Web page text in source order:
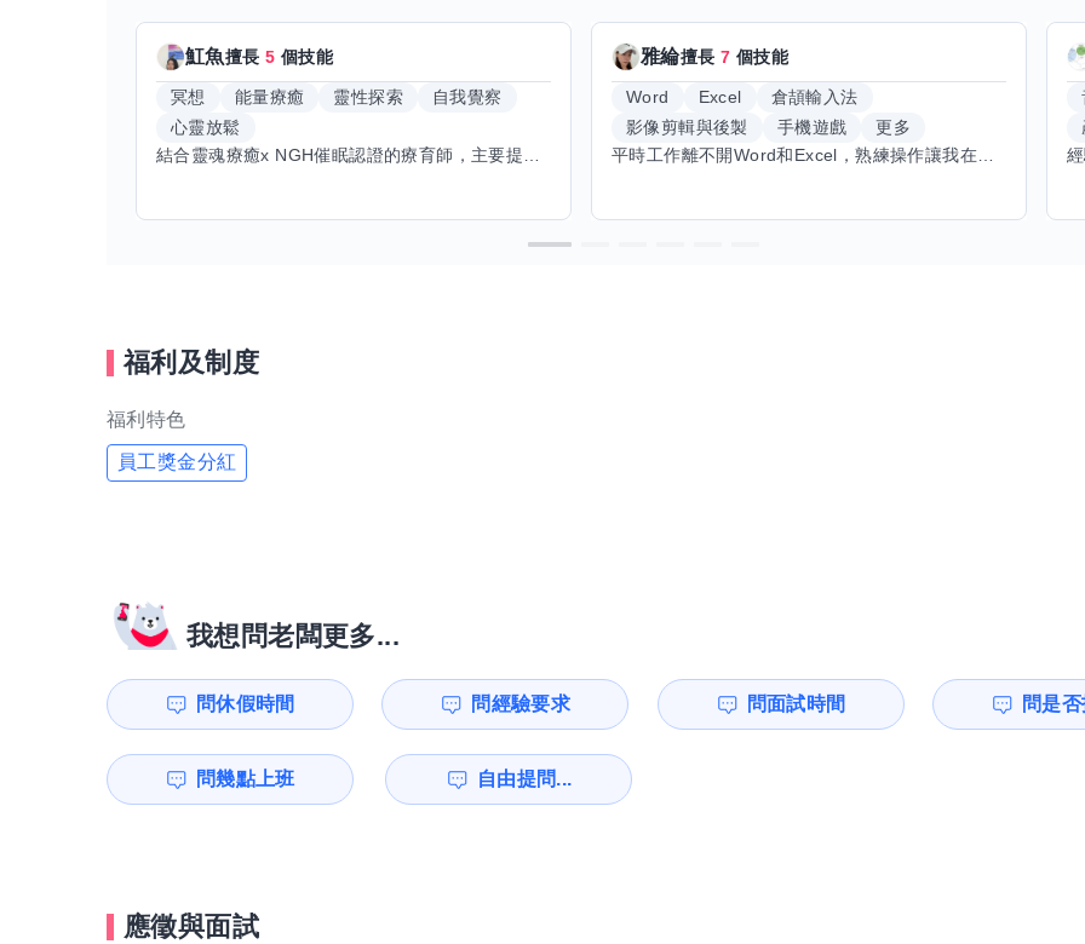
魟魚擅長5 個技能
冥想 能量療癒 靈性探索
自我覺察
心靈放鬆
結合靈魂療癒x NGH催眠認證的療育師，主要提供潛意識探索和靈魂導向的催眠療育。你會全程100%清醒跟我對話。
雅綸擅長7 個技能
Word Excel
倉頡輸入法
影像剪輯與後製
手機遊戲
更多
平時工作離不開Word和Excel，熟練操作讓我在文件整理和數據處理上都得心應手，還能用倉頡輸入法快速打字。近期想挑戰英文學習，希望能透過交換技能一起進步！如果你英文流利，需要中文或電腦技巧輔助，歡迎找我搭檔，咱們一起歡樂學習，互相激勵，成為彼此的學習小夥伴！
福利及制度
福利特色
員工獎金分紅
我想問老闆更多...
問休假時間 問經驗要求 問面試時間 問是
問幾點上班 自由提問...
應徵與面試